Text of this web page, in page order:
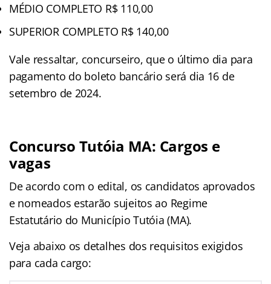
MÉDIO COMPLETO R$ 110,00
SUPERIOR COMPLETO R$ 140,00
Vale ressaltar, concurseiro, que o último dia para
pagamento do boleto bancário será dia 16 de
setembro de 2024.
Concurso Tutóia MA: Cargos e
vagas
De acordo com o edital, os candidatos aprovados
e nomeados estarão sujeitos ao Regime
Estatutário do Município Tutóia (MA).
Veja abaixo os detalhes dos requisitos exigidos
para cada cargo: